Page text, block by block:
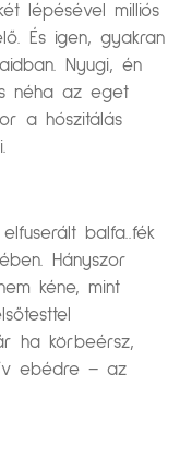
lépésével milliós
És igen, gyakran
Nyugi, én
néha az eget
a hószitálás
balfa..fék
Hányszor
kéne, mint
ha körbeérsz,
ebédre – az